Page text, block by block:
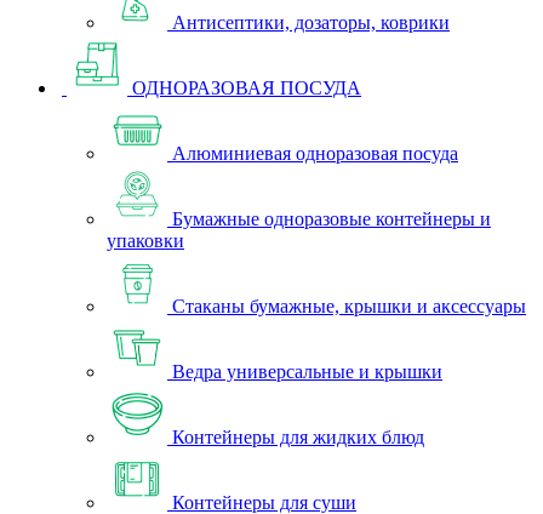
Антисептики, дозаторы, коврики
ОДНОРАЗОВАЯ ПОСУДА
Алюминиевая одноразовая посуда
Бумажные одноразовые контейнеры и
упаковки
Стаканы бумажные, крышки и аксессуары
Ведра универсальные и крышки
Контейнеры для жидких блюд
Контейнеры для суши